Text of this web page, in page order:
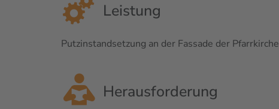
Leistung
Putzinstandsetzung an der Fassade der Pfarrkirche
Herausforderung